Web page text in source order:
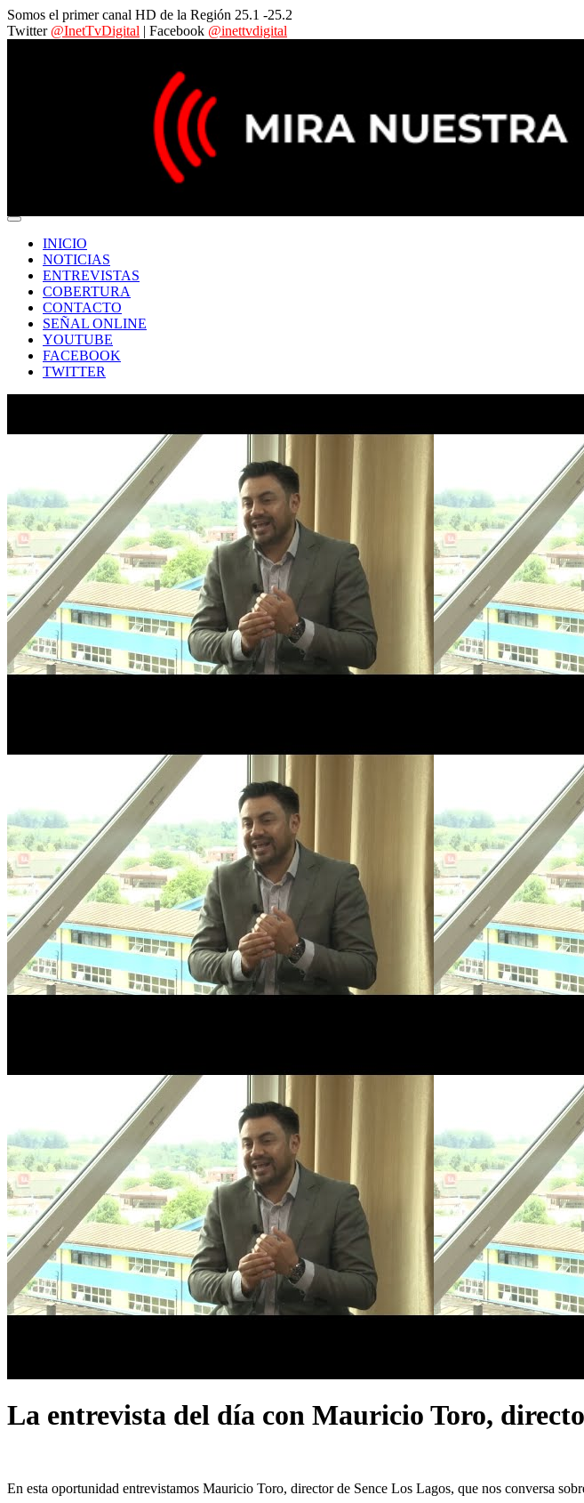
Somos el primer canal HD de la Región 25.1 -25.2
Twitter @InetTvDigital | Facebook @inettvdigital
INICIO
NOTICIAS
ENTREVISTAS
COBERTURA
CONTACTO
SEÑAL ONLINE
YOUTUBE
FACEBOOK
TWITTER
La entrevista del día con Mauricio Toro,
En esta oportunidad entrevistamos Mauricio Toro, director de Sence Los Lagos, que nos conversa